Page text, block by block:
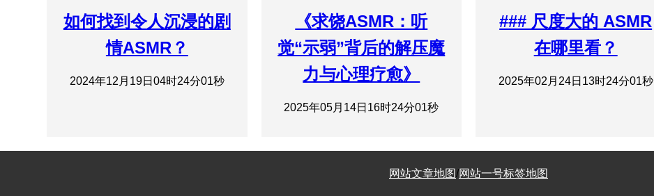
如何找到令人沉浸的剧
情ASMR？
2024年12月19日04时24分01秒
《求饶ASMR：听
觉“示弱”背后的解压魔
力与心理疗愈》
2025年05月14日16时24分01秒
### 尺度大的 ASMR
在哪里看？
2025年02月24日13时24分01秒
网站文章地图/网站一号标签地图